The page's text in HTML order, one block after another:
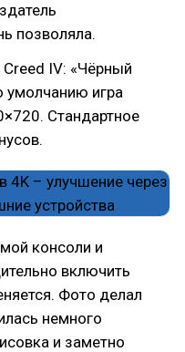
позволяла.
IV: «Чёрный
умолчанию игра
Стандартное
консоли и
включить
Фото делал
немного
и заметно